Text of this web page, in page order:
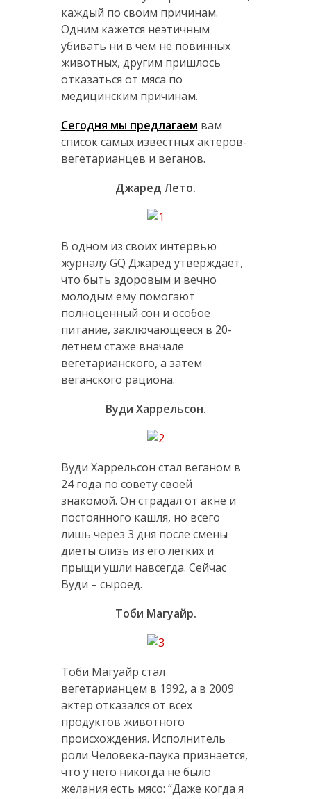
каждый по своим причинам.
Одним кажется неэтичным
убивать ни в чем не повинных
животных, другим пришлось
отказаться от мяса по
медицинским причинам.
Сегодня мы предлагаем вам
список самых известных актеров-
вегетарианцев и веганов.
Джаред Лето.
В одном из своих интервью
журналу GQ Джаред утверждает,
что быть здоровым и вечно
молодым ему помогают
полноценный сон и особое
питание, заключающееся в 20-
летнем стаже вначале
вегетарианского, а затем
веганского рациона.
Вуди Харрельсон.
Вуди Харрельсон стал веганом в
24 года по совету своей
знакомой. Он страдал от акне и
постоянного кашля, но всего
лишь через 3 дня после смены
диеты слизь из его легких и
прыщи ушли навсегда. Сейчас
Вуди – сыроед.
Тоби Магуайр.
Тоби Магуайр стал
вегетарианцем в 1992, а в 2009
актер отказался от всех
продуктов животного
происхождения. Исполнитель
роли Человека-паука признается,
что у него никогда не было
желания есть мясо: “Даже когда я